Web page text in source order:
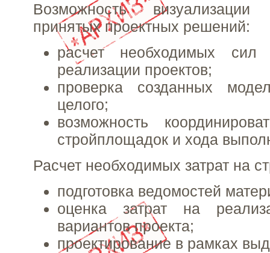
Возможность визуализации
принятых проектных решений:
расчет необходимых
реализации проектов;
проверка созданных
целого;
возможность
стройплощадок и хода
Расчет необходимых затрат на
подготовка ведомостей
оценка затрат на
вариантов проекта;
проектирование в рамках